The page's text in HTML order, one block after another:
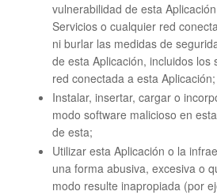
vulnerabilidad de esta
Servicios o cualquier red
ni burlar las medidas de
de esta Aplicación, incluidos los
red conectada a esta Aplicación;
Instalar, insertar, cargar o
modo software malicioso en
de esta;
Utilizar esta Aplicación o la
una forma abusiva, excesiva o
modo resulte inapropiada (por